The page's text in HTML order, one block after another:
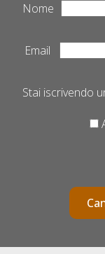
Nome
Email
Stai iscrivendo